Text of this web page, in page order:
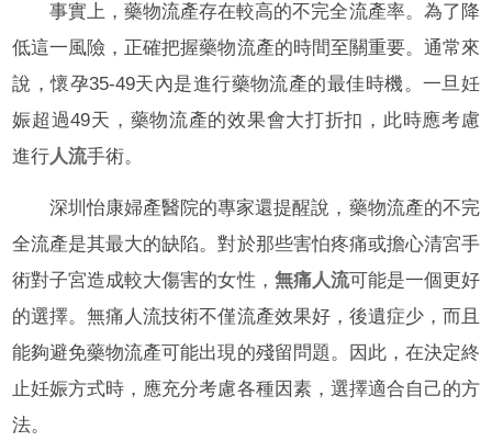
事實上，藥物流產存在較高的不完全流產率。為了降
低這一風險，正確把握藥物流產的時間至關重要。通常來
說，懷孕35-49天內是進行藥物流產的最佳時機。一旦妊
娠超過49天，藥物流產的效果會大打折扣，此時應考慮
進行人流手術。
深圳怡康婦產醫院的專家還提醒說，藥物流產的不完
全流產是其最大的缺陷。對於那些害怕疼痛或擔心清宮手
術對子宮造成較大傷害的女性， 無痛人流可能是一個更好
的選擇。無痛人流技術不僅流產效果好，後遺症少，而且
能夠避免藥物流產可能出現的殘留問題。因此，在決定終
止妊娠方式時，應充分考慮各種因素，選擇適合自己的方
法。